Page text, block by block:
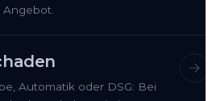
Automatik oder DSG: Bei